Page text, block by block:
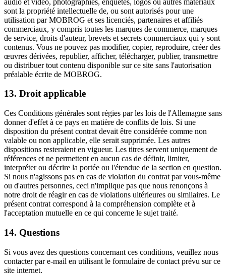
sont la propriété intellectuelle de, ou sont autorisés pour une
utilisation par MOBROG et ses licenciés, partenaires et affiliés
commerciaux, y compris toutes les marques de commerce, marques
de service, droits d'auteur, brevets et secrets commerciaux qui y sont
contenus. Vous ne pouvez pas modifier, copier, reproduire, créer des
œuvres dérivées, republier, afficher, télécharger, publier, transmettre
ou distribuer tout contenu disponible sur ce site sans l'autorisation
préalable écrite de MOBROG.
13. Droit applicable
Ces Conditions générales sont régies par les lois de l'Allemagne sans
donner d'effet à ce pays en matière de conflits de lois. Si une
disposition du présent contrat devait être considérée comme non
valable ou non applicable, elle serait supprimée. Les autres
dispositions resteraient en vigueur. Les titres servent uniquement de
références et ne permettent en aucun cas de définir, limiter,
interpréter ou décrire la portée ou l'étendue de la section en question.
Si nous n'agissons pas en cas de violation du contrat par vous-même
ou d'autres personnes, ceci n'implique pas que nous renonçons à
notre droit de réagir en cas de violations ultérieures ou similaires. Le
présent contrat correspond à la compréhension complète et à
l'acceptation mutuelle en ce qui concerne le sujet traité.
14. Questions
Si vous avez des questions concernant ces conditions, veuillez nous
contacter par e-mail en utilisant le formulaire de contact prévu sur ce
site internet.